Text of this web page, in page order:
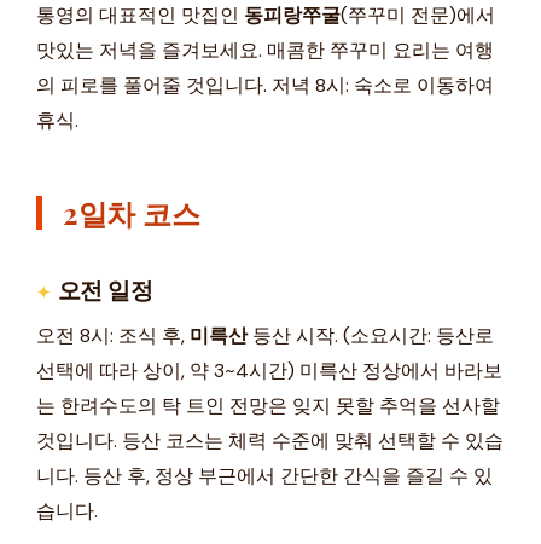
통영의 대표적인 맛집인 동피랑쭈굴(쭈꾸미 전문)에서
맛있는 저녁을 즐겨보세요. 매콤한 쭈꾸미 요리는 여행
의 피로를 풀어줄 것입니다. 저녁 8시: 숙소로 이동하여
휴식.
2일차 코스
오전 일정
오전 8시: 조식 후, 미륵산등산 시작. (소요시간: 등산로
선택에 따라 상이, 약 3~4시간) 미륵산 정상에서 바라보
는 한려수도의 탁 트인 전망은 잊지 못할 추억을 선사할
것입니다. 등산 코스는 체력 수준에 맞춰 선택할 수 있습
니다. 등산 후, 정상 부근에서 간단한 간식을 즐길 수 있
습니다.